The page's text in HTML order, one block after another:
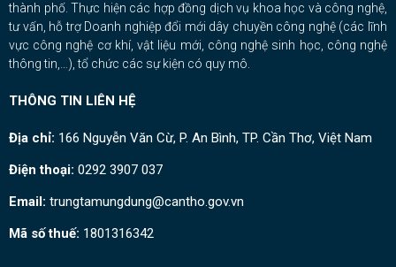
thành phố. Thực hiện các hợp đồng dịch vụ khoa học và công nghệ,
tư vấn, hỗ trợ Doanh nghiệp đổi mới dây chuyền công nghệ (các lĩnh
vực công nghệ cơ khí, vật liệu mới, công nghệ sinh học, công nghệ
thông tin,…), tổ chức các sự kiện có quy mô.
THÔNG TIN LIÊN HỆ
Địa chỉ: 166 Nguyễn Văn Cừ, P. An Bình, TP. Cần Thơ, Việt Nam
Điện thoại: 0292 3907 037
Email: trungtamungdung@cantho.gov.vn
Mã số thuế: 1801316342